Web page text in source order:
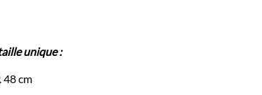
unique :
48 cm